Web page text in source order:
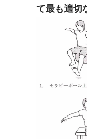
17 多系統萎縮
て最も適切